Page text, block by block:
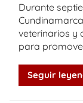
Durante
veterinarios y
para
Seguir